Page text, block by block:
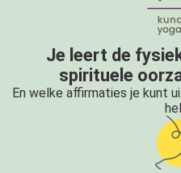
Je leert de
spirituele
En welke affirmaties je kunt